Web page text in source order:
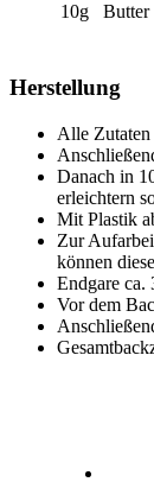
10g
Butter
Herstellung
Alle Zutaten
Danach in
erleichtern
Mit Plastik
Zur
können
Endgare ca.
Vor dem